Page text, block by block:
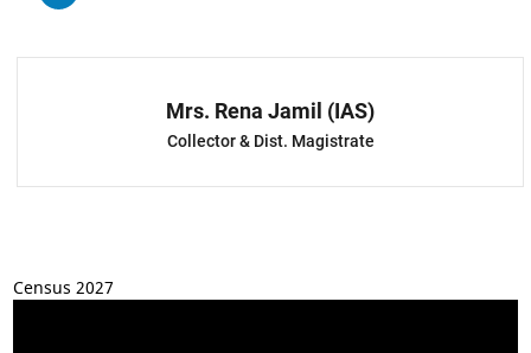
Mrs. Rena Jamil (IAS)
Collector & Dist. Magistrate
Census 2027